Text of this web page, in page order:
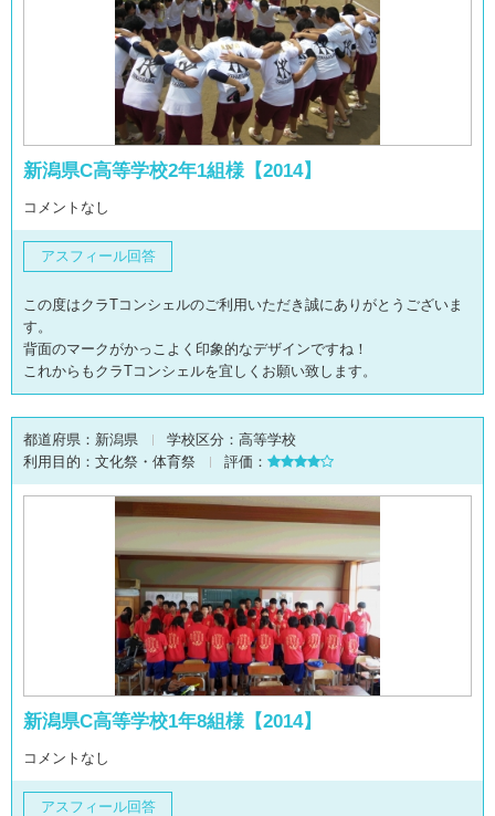
新潟県C高等学校2年1組様【2014】
コメントなし
アスフィール回答
この度はクラTコンシェルのご利用いただき誠にありがとうございま
す。
背面のマークがかっこよく印象的なデザインですね！
これからもクラTコンシェルを宜しくお願い致します。
都道府県： 新潟県 学校区分： 高等学校
利用目的： 文化祭・体育祭 評価：
新潟県C高等学校1年8組様【2014】
コメントなし
アスフィール回答